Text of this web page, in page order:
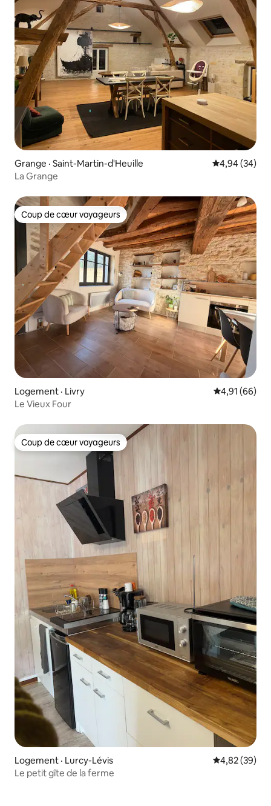
Grange · Saint-Martin-d'Heuille Note
4,94 (34)
La Grange
Coup de cœur voyageurs
Coup de cœur voyageurs
Logement · Livry Note
4,91 (66)
Le Vieux Four
Coup de cœur voyageurs
Coup de cœur voyageurs
Logement · Lurcy-Lévis Note
4,82 (39)
Le petit gîte de la ferme